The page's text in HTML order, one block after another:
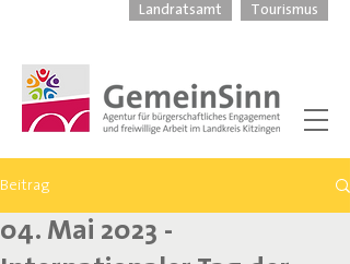
Landratsamt Tourismus
Beitrag
04. Mai 2023 -